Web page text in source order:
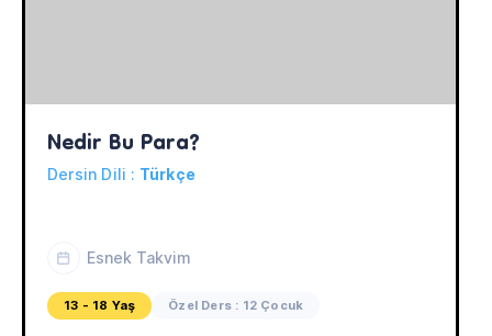
Nedir Bu Para?
Dersin Dili : Türkçe
Esnek Takvim
13 - 18 Yaş Özel Ders : 12 Çocuk